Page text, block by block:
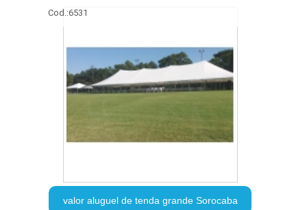
Cod.:6531
valor aluguel de tenda grande Sorocaba